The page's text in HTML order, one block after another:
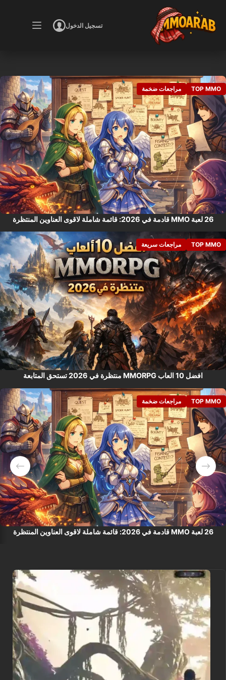
المحتوى
تسجيل الدخول
TOP MMO مراجعات ضخمة
26 لعبة MMO قادمة في 2026: قائمة شاملة لاقوى العناوين المنتظرة
TOP MMO مراجعات سريعة
افضل 10 العاب MMORPG منتظرة في 2026 تستحق المتابعة
TOP MMO مراجعات ضخمة
26 لعبة MMO قادمة في 2026: قائمة شاملة لاقوى العناوين المنتظرة